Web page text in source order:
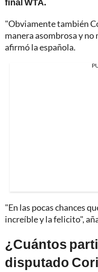
"Obviamente también
manera asombrosa y
afirmó la española.
"En las pocas chances
increíble y la felicito",
¿Cuántos
disputado